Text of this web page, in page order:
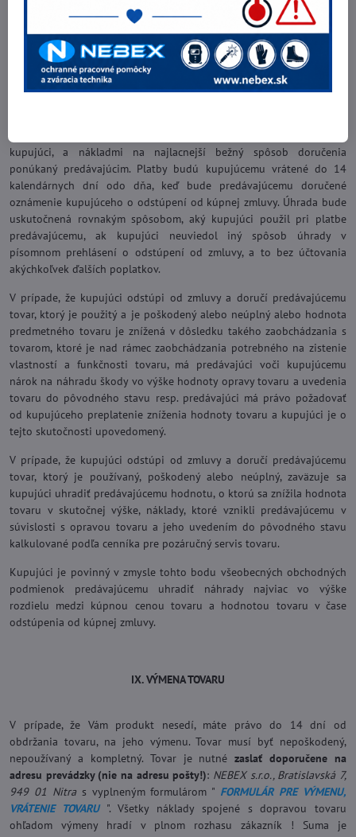
originálnom obale a nepoužívaný. Zásielky na dobierku predávajúci
nepreberá. Po platnom odstúpení od zmluvy predávajúci vráti
kupujúcemu všetky platby, ktoré kupujúci preukázateľne uhradil v
súvislosti s uzavretím kúpnej zmluvy, najmä kúpnu cenu. Predávajúci
však nie je povinný uhradiť kupujúcemu dodatočné náklady, ak si
kupujúci, a nákladmi na najlacnejší bežný spôsob doručenia
ponúkaný predávajúcim. Platby budú kupujúcemu vrátené do 14
kalendárnych dní odo dňa, keď bude predávajúcemu doručené
oznámenie kupujúceho o odstúpení od kúpnej zmluvy. Úhrada bude
uskutočnená rovnakým spôsobom, aký kupujúci použil pri platbe
predávajúcemu, ak kupujúci neuviedol iný spôsob úhrady v
písomnom prehlásení o odstúpení od zmluvy, a to bez účtovania
akýchkoľvek ďalších poplatkov.
V prípade, že kupujúci odstúpi od zmluvy a doručí predávajúcemu
tovar, ktorý je použitý a je poškodený alebo neúplný alebo hodnota
predmetného tovaru je znížená v dôsledku takého zaobchádzania s
tovarom, ktoré je nad rámec zaobchádzania potrebného na zistenie
vlastností a funkčnosti tovaru, má predávajúci voči kupujúcemu
nárok na náhradu škody vo výške hodnoty opravy tovaru a uvedenia
tovaru do pôvodného stavu resp. predávajúci má právo požadovať
od kupujúceho preplatenie zníženia hodnoty tovaru a kupujúci je o
tejto skutočnosti upovedomený.
V prípade, že kupujúci odstúpi od zmluvy a doručí predávajúcemu
tovar, ktorý je používaný, poškodený alebo neúplný, zaväzuje sa
kupujúci uhradiť predávajúcemu hodnotu, o ktorú sa znížila hodnota
tovaru v skutočnej výške, náklady, ktoré vznikli predávajúcemu v
súvislosti s opravou tovaru a jeho uvedením do pôvodného stavu
kalkulované podľa cenníka pre pozáručný servis tovaru.
Kupujúci je povinný v zmysle tohto bodu všeobecných obchodných
podmienok predávajúcemu uhradiť náhrady najviac vo výške
rozdielu medzi kúpnou cenou tovaru a hodnotou tovaru v čase
odstúpenia od kúpnej zmluvy.
IX. VÝMENA TOVARU
V prípade, že Vám produkt nesedí, máte právo do 14 dní od
obdržania tovaru, na jeho výmenu. Tovar musí byť nepoškodený,
nepoužívaný a kompletný. Tovar je nutnézaslať doporučene na
adresu prevádzky (nie na adresu pošty!): NEBEX s.r.o., Bratislavská 7,
949 01 Nitras vyplneným formulárom " FORMULÁR PRE VÝMENU,
VRÁTENIE TOVARU". Všetky náklady spojené s dopravou tovaru
ohľadom výmeny hradí v plnom rozhasu zákazník ! Suma je